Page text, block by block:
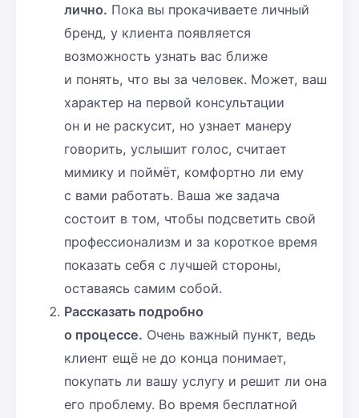
лично. Пока вы прокачиваете личный
бренд, у клиента появляется
возможность узнать вас ближе
и понять, что вы за человек. Может, ваш
характер на первой консультации
он и не раскусит, но узнает манеру
говорить, услышит голос, считает
мимику и поймёт, комфортно ли ему
с вами работать. Ваша же задача
состоит в том, чтобы подсветить свой
профессионализм и за короткое время
показать себя с лучшей стороны,
оставаясь самим собой.
Рассказать подробно
о процессе. Очень важный пункт, ведь
клиент ещё не до конца понимает,
покупать ли вашу услугу и решит ли она
его проблему. Во время бесплатной